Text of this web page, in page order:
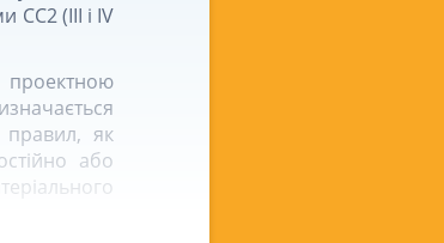
СС2 (IІІ і IV
проектною
правил, як
або